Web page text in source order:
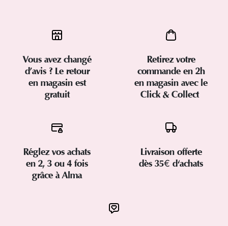
Vous avez changé
d’avis ? Le retour
en magasin est
gratuit
Retirez votre
commande en 2h
en magasin avec le
Click & Collect
Réglez vos achats
en 2, 3 ou 4 fois
grâce à Alma
Livraison offerte
dès 35€ d'achats